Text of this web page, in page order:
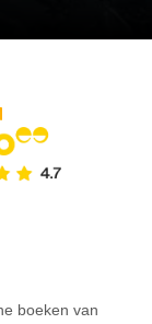
boeken van